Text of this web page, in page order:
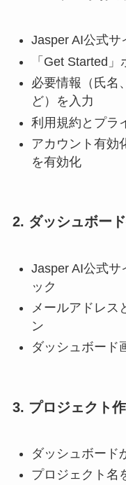
Jasper AI公式サ
「Get Started
必要情報（氏名
ど）を入力
利用規約とプラ
アカウント有効
を有効化
2. ダッシュボー
Jasper AI公式サ
ック
メールアドレス
ン
ダッシュボード
3. プロジェクト
ダッシュボード
プロジェクト名